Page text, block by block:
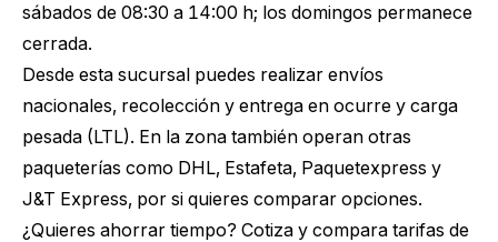
sábados de 08:30 a 14:00 h; los domingos permanece
cerrada.
Desde esta sucursal puedes realizar envíos
nacionales, recolección y entrega en ocurre y carga
pesada (LTL). En la zona también operan otras
paqueterías como DHL, Estafeta, Paquetexpress y
J&T Express, por si quieres comparar opciones.
¿Quieres ahorrar tiempo? Cotiza y compara tarifas de